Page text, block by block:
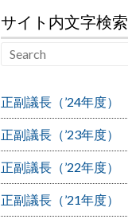
サイト内文字検索
正副議長（’24年度）
正副議長（’23年度）
正副議長（’22年度）
正副議長（’21年度）